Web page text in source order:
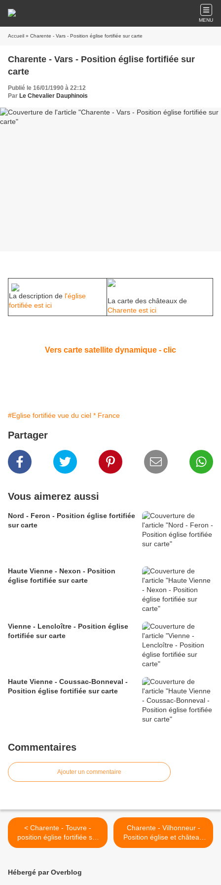
MENU
Accueil » Charente - Vars - Position église fortifiée sur carte
Charente - Vars - Position église fortifiée sur
carte
Publié le 16/01/1990 à 22:12
Par Le Chevalier Dauphinois
La description de l'église
fortifiée est ici
La carte des châteaux de
Charente est ici
Vers carte satellite dynamique - clic
#Eglise fortifiée vue du ciel * France
Partager
Vous aimerez aussi
Nord - Feron - Position église fortifiée
sur carte
Haute Vienne - Nexon - Position
église fortifiée sur carte
Vienne - Lencloître - Position église
fortifiée sur carte
Haute Vienne - Coussac-Bonneval -
Position église fortifiée sur carte
Commentaires
Ajouter un commentaire
< Charente - Touvre -
position église fortifiée sur
carte
Charente - Vilhonneur -
Position église et château
sur carte >
Hébergé par Overblog